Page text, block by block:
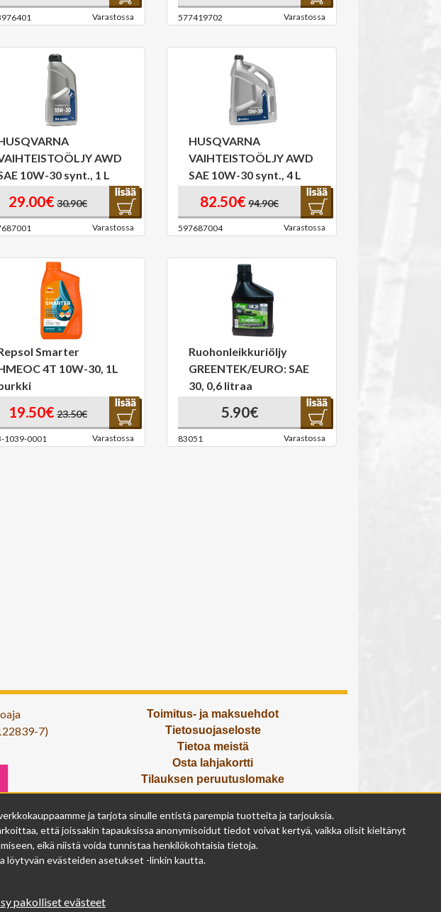
Varastossa 577419702 Varastossa
AWD
10W-30 synt., 1 L
29.00€ 30.90€
Varastossa
HUSQVARNA
VAIHTEISTOÖLJY AWD
SAE 10W-30 synt., 4 L
82.50€ 94.90€
597687004 Varastossa
Smarter
4T 10W-30, 1L
19.50€ 23.50€
1039-0001 Varastossa
Ruohonleikkuriöljy
GREENTEK/EURO: SAE
30, 0,6 litraa
5.90€
83051 Varastossa
7)
Toimitus- ja maksuehdot
Tietosuojaseloste
Tietoa meistä
Osta lahjakortti
Tilauksen peruutuslomake
Olemme avoinna
ma - pe 9 - 17
la 9 - 14
su suljettu
ja tarjota sinulle entistä parempia tuotteita ja tarjouksia.
että joissakin tapauksissa anonymisoidut tiedot voivat kertyä, vaikka olisit kieltänyt
eikä niistä voida tunnistaa henkilökohtaisia tietoja.
löytyvän evästeiden asetukset -linkin kautta.
pakolliset evästeet